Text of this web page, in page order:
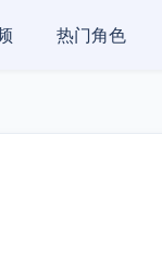
热门角色